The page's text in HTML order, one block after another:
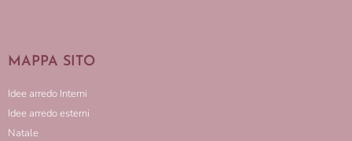
MAPPA SITO
Idee arredo Interni
Idee arredo esterni
Natale